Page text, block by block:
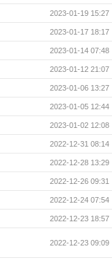
2023-01-19 15:27
2023-01-17 18:17
2023-01-14 07:48
2023-01-12 21:07
2023-01-06 13:27
2023-01-05 12:44
2023-01-02 12:08
2022-12-31 08:14
2022-12-28 13:29
2022-12-26 09:31
2022-12-24 07:54
2022-12-23 18:57
2022-12-23 09:09